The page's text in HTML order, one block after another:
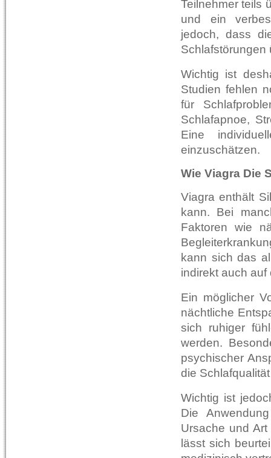
Teilnehmer teils
und ein
jedoch, dass
Schlafstörungen
Wichtig ist
Studien fehlen
für
Schlafapnoe,
Eine
einzuschätzen.
Wie Viagra Die
Viagra enthält
kann. Bei
Faktoren wie
kann sich das
indirekt auch
Ein möglicher
nächtliche
sich ruhiger
werden.
psychischer
die
Wichtig ist
Die
Ursache und
lässt sich